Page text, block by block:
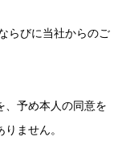
らびに当社からのご
、予め本人の同意を
ません。